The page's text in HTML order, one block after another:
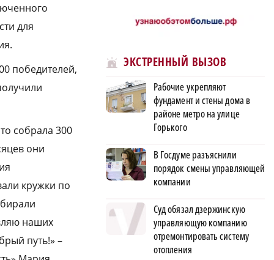
для
победителей,
собрала 300
они
кружки по
наших
путь!» –
ЭКСТРЕННЫЙ ВЫЗОВ
Рабочие укрепляют
фундамент и стены дома в
районе метро на улице
Горького
В Госдуме разъяснили
порядок смены управляющей
компании
Суд обязал дзержинскую
управляющую компанию
отремонтировать систему
отопления